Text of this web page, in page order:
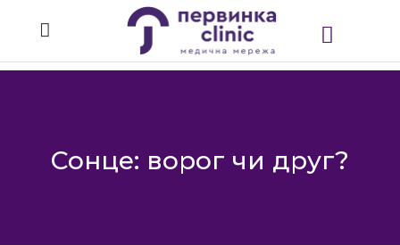
Сонце: ворог чи друг?